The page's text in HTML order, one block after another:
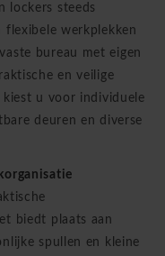
lockers steeds
flexibele werkplekken
bureau met eigen
en veilige
u voor individuele
deuren en diverse
biedt plaats aan
spullen en kleine